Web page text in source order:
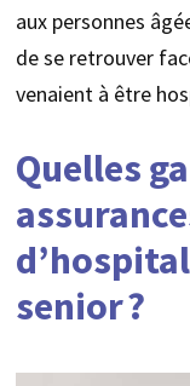
aux personnes
de se retrouver
venaient à être
Quelles
senior ?